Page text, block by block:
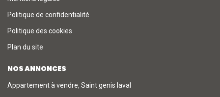
Politique de confidentialité
Politique des cookies
Plan du site
NOS ANNONCES
Appartement à vendre, Saint genis laval